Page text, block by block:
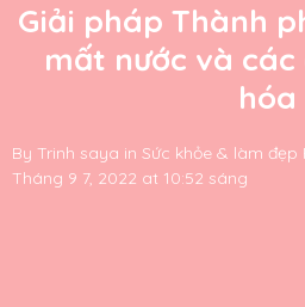
Giải pháp Thành
mất nước và
hóa
By Trinh saya in Sức khỏe & làm đẹp
Tháng 9 7, 2022 at 10:52 sáng